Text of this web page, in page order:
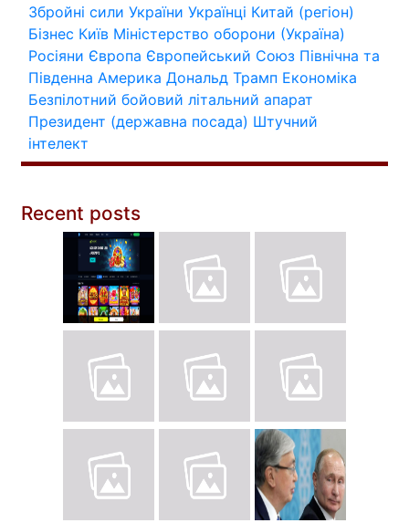
Збройні сили України Українці Китай (регіон)
Бізнес Київ Міністерство оборони (Україна)
Росіяни Європа Європейський Союз Північна та
Південна Америка Дональд Трамп Економіка
Безпілотний бойовий літальний апарат
Президент (державна посада) Штучний
інтелект
Recent posts